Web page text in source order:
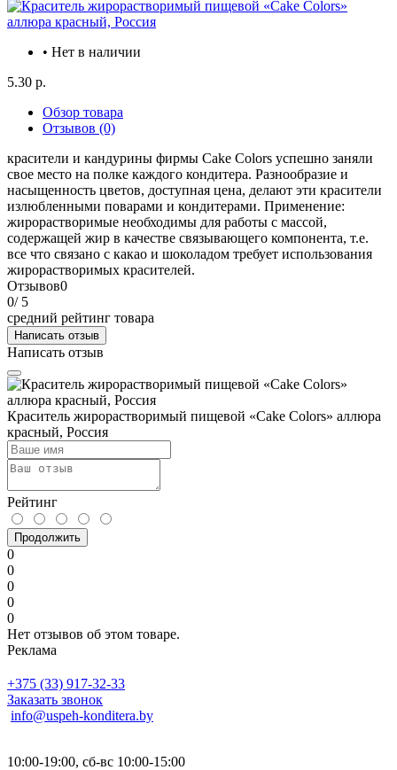
• Нет в наличии
5.30 р.
Обзор товара
Отзывов (0)
красители и кандурины фирмы Cake Colors успешно заняли
свое место на полке каждого кондитера. Разнообразие и
насыщенность цветов, доступная цена, делают эти красители
излюбленными поварами и кондитерами. Применение:
жирорастворимые необходимы для работы с массой,
содержащей жир в качестве связывающего компонента, т.е.
все что связано с какао и шоколадом требует использования
жирорастворимых красителей.
Отзывов0
0/ 5
средний рейтинг товара
Написать отзыв
Написать отзыв
Краситель жирорастворимый пищевой «Cake Colors» аллюра
красный, Россия
Рейтинг
Продолжить
0
0
0
0
0
Нет отзывов об этом товаре.
Реклама
+375 (33) 917-32-33
Заказать звонок
info@uspeh-konditera.by
10:00-19:00, сб-вс 10:00-15:00